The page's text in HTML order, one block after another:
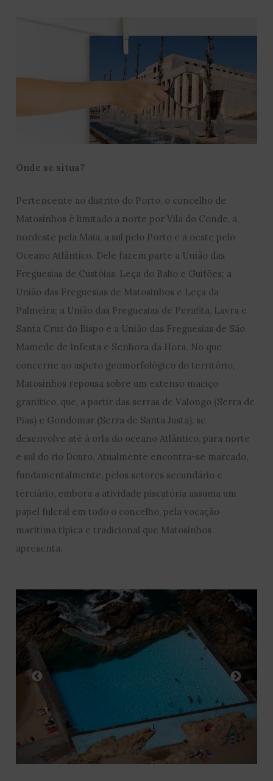
Onde se situa?
Pertencente ao distrito do Porto, o concelho de
Matosinhos é limitado a norte por Vila do Conde, a
nordeste pela Maia, a sul pelo Porto e a oeste pelo
Oceano Atlântico. Dele fazem parte a União das
Freguesias de Custóias, Leça do Balio e Guifões; a
União das Freguesias de Matosinhos e Leça da
Palmeira; a União das Freguesias de Perafita, Lavra e
Santa Cruz do Bispo e a União das Freguesias de São
Mamede de Infesta e Senhora da Hora. No que
concerne ao aspeto geomorfológico do território,
Matosinhos repousa sobre um extenso maciço
granítico, que, a partir das serras de Valongo (Serra de
Pias) e Gondomar (Serra de Santa Justa), se
desenvolve até à orla do oceano Atlântico, para norte
e sul do rio Douro. Atualmente encontra-se marcado,
fundamentalmente, pelos setores secundário e
terciário, embora a atividade piscatória assuma um
papel fulcral em todo o concelho, pela vocação
marítima típica e tradicional que Matosinhos
apresenta.